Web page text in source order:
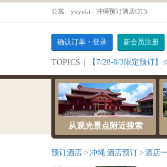
公寓、yuyuki - 冲绳预订酒店OTS
确认订单・登录 新会员注册
TOPICS｜ 【7/28-8/3限定预订
从观光景点附近搜索
预订酒店 冲绳 酒店预订 酒店